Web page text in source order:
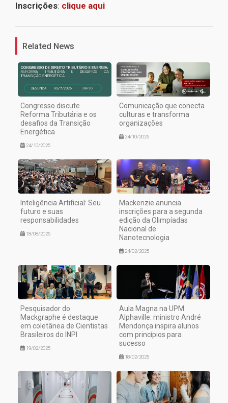
Inscrições: clique aqui
Related News
Congresso discute
Reforma Tributária e os
desafios da Transição
Energética
24/10/2025
Comunicação que conecta
culturas e transforma
organizações
24/10/2025
Inteligência Artificial: Seu
futuro e suas
responsabilidades
18/08/2025
Mackenzie anuncia
inscrições para a segunda
edição da Olimpíadas
Nacional de
Nanotecnologia
24/02/2025
Pesquisador do
Mackgraphe é destaque
em coletânea de Cientistas
Brasileiros do INPI
19/02/2025
Aula Magna na UPM
Alphaville: ministro André
Mendonça inspira alunos
com princípios para
sucesso
18/02/2025